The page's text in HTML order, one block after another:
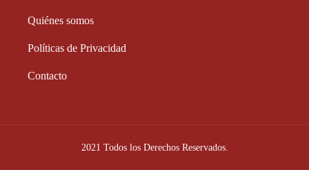
Quiénes somos
Políticas de Privacidad
Contacto
2021 Todos los Derechos Reservados.